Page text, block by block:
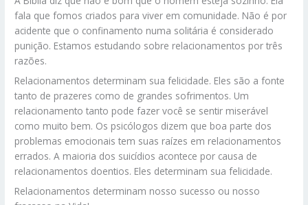
fala que fomos criados para viver em comunidade. Não é por
acidente que o confinamento numa solitária é considerado
punição. Estamos estudando sobre relacionamentos por três
razões.
Relacionamentos determinam sua felicidade. Eles são a fonte
tanto de prazeres como de grandes sofrimentos. Um
relacionamento tanto pode fazer você se sentir miserável
como muito bem. Os psicólogos dizem que boa parte dos
problemas emocionais tem suas raízes em relacionamentos
errados. A maioria dos suicídios acontece por causa de
relacionamentos doentios. Eles determinam sua felicidade.
Relacionamentos determinam nosso sucesso ou nosso